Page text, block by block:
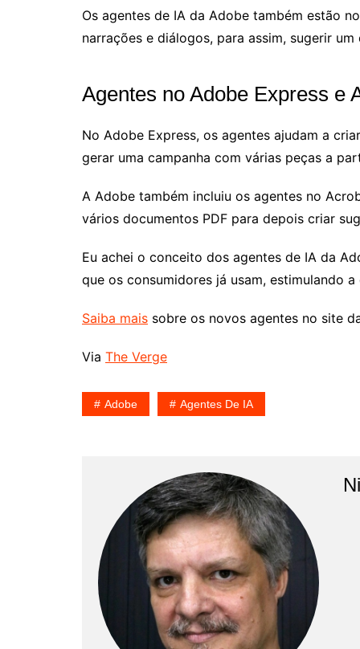
Os agentes de IA da Adobe também estão
narrações e diálogos, para assim, sugerir
Agentes no Adobe Express e
No Adobe Express, os agentes ajudam a
gerar uma campanha com várias peças a
A Adobe também incluiu os agentes no
vários documentos PDF para depois criar
Eu achei o conceito dos agentes de IA da
que os consumidores já usam, estimulando
Saiba mais sobre os novos agentes no site
Via The Verge
Adobe Agentes De IA